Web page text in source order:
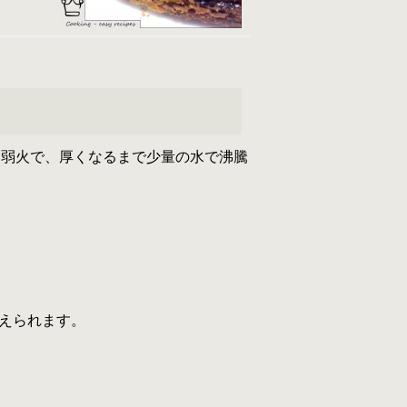
火で、厚くなるまで少量の水で沸騰
られます。